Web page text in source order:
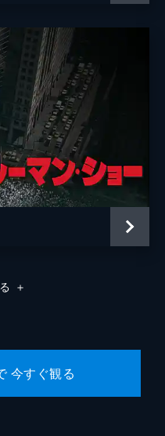
＋
今すぐ観る